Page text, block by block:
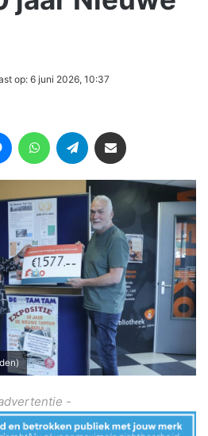
op: 6 juni 2026, 10:37
-